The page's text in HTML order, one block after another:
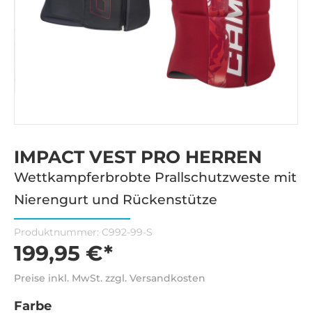
IMPACT VEST PRO HERREN
Wettkampferbrobte Prallschutzweste mit
Nierengurt und Rückenstütze
Produktnummer: C992-99-S
199,95 €*
Preise inkl. MwSt. zzgl. Versandkosten
Farbe